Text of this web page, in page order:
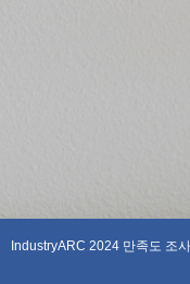
IndustryARC 2024 만족도 조사